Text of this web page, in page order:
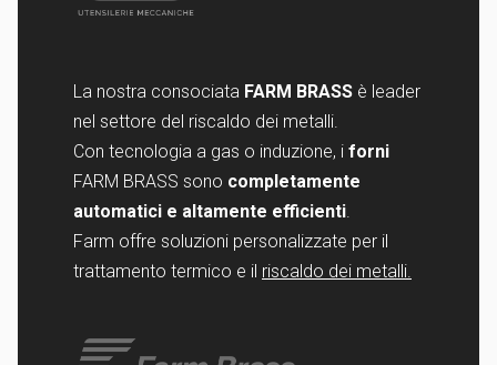
La nostra consociata FARM BRASS è leader
nel settore del riscaldo dei metalli.
Con tecnologia a gas o induzione, i forni
FARM BRASS sono completamente
automatici e altamente efficienti.
Farm offre soluzioni personalizzate per il
trattamento termico e il riscaldo dei metalli.